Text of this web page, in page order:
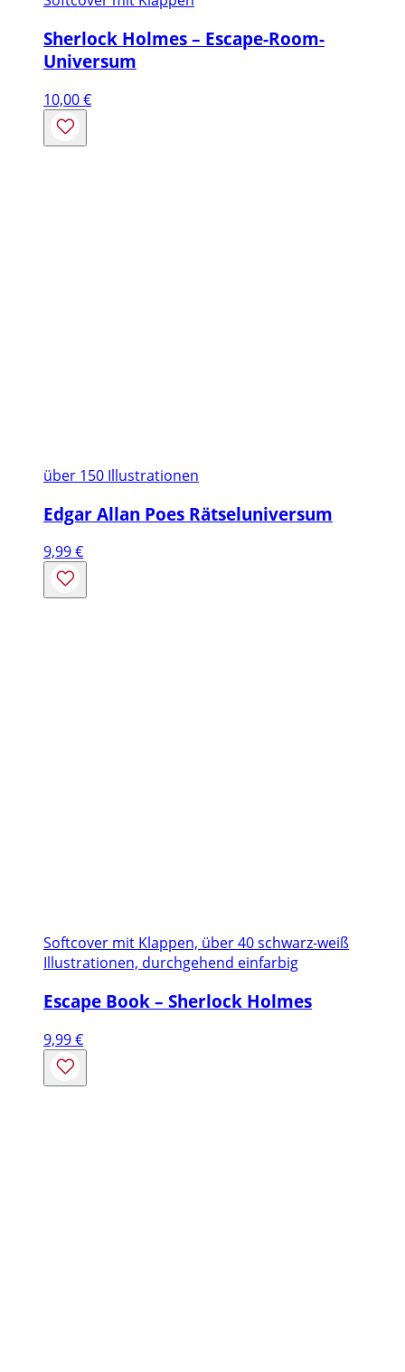
Sherlock Holmes – Escape-Room-
Universum
10,00€
über 150 Illustrationen
Edgar Allan Poes Rätseluniversum
9,99€
Softcover mit Klappen, über 40 schwarz-weiß
Illustrationen, durchgehend einfarbig
Escape Book – Sherlock Holmes
9,99€